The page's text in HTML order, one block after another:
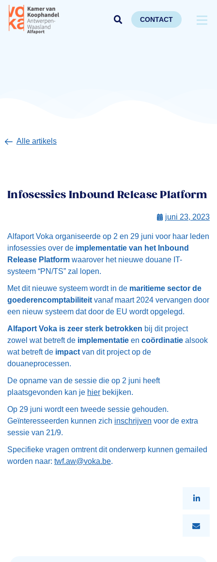
CONTACT
Alle artikels
Infosessies Inbound Release Platform
juni 23, 2023
Alfaport Voka organiseerde op 2 en 29 juni voor haar leden
infosessies over de implementatie van het Inbound
Release Platform waarover het nieuwe douane IT-
systeem “PN/TS” zal lopen.
Met dit nieuwe systeem wordt in de maritieme sector de
goederencomptabiliteit vanaf maart 2024 vervangen door
een nieuw systeem dat door de EU wordt opgelegd.
Alfaport Voka is zeer sterk betrokken bij dit project
zowel wat betreft de implementatie en coördinatie alsook
wat betreft de impact van dit project op de
douaneprocessen.
De opname van de sessie die op 2 juni heeft
plaatsgevonden kan je hier bekijken.
Op 29 juni wordt een tweede sessie gehouden.
Geïnteresseerden kunnen zich inschrijven voor de extra
sessie van 21/9.
Specifieke vragen omtrent dit onderwerp kunnen gemailed
worden naar: twf.aw@voka.be.